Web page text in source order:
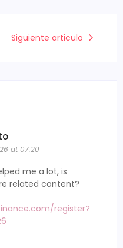
Siguiente articulo
at 07:20
me a lot, is
related content?
register?